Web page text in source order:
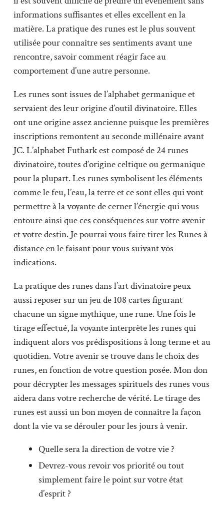
informations suffisantes et elles excellent en la
matière. La pratique des runes est le plus souvent
utilisée pour connaître ses sentiments avant une
rencontre, savoir comment réagir face au
comportement d’une autre personne.
Les runes sont issues de l’alphabet germanique et
servaient des leur origine d’outil divinatoire. Elles
ont une origine assez ancienne puisque les premières
inscriptions remontent au seconde millénaire avant
JC. L’alphabet Futhark est composé de 24 runes
divinatoire, toutes d’origine celtique ou germanique
pour la plupart. Les runes symbolisent les éléments
comme le feu, l’eau, la terre et ce sont elles qui vont
permettre à la voyante de cerner l’énergie qui vous
entoure ainsi que ces conséquences sur votre avenir
et votre destin. Je pourrai vous faire tirer les Runes à
distance en le faisant pour vous suivant vos
indications.
La pratique des runes dans l’art divinatoire peux
aussi reposer sur un jeu de 108 cartes figurant
chacune un signe mythique, une rune. Une fois le
tirage effectué, la voyante interprète les runes qui
indiquent alors vos prédispositions à long terme et au
quotidien. Votre avenir se trouve dans le choix des
runes, en fonction de votre question posée. Mon don
pour décrypter les messages spirituels des runes vous
aidera dans votre recherche de vérité. Le tirage des
runes est aussi un bon moyen de connaître la façon
dont la vie va se dérouler pour les jours à venir.
Quelle sera la direction de votre vie ?
Devrez-vous revoir vos priorité ou tout
simplement faire le point sur votre état
d’esprit ?